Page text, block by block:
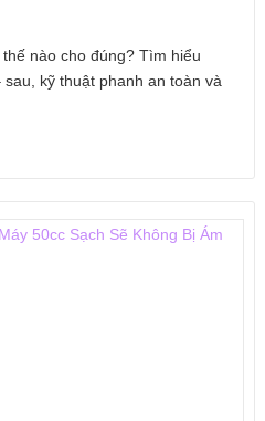
nào cho đúng? Tìm hiểu
kỹ thuật phanh an toàn và